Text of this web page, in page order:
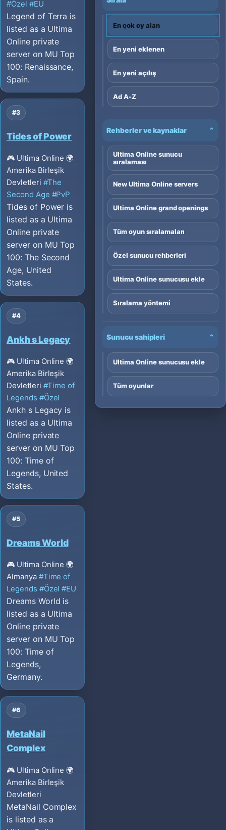
#Özel #EU
Legend of Terra is
listed as a Ultima
Online private
server on MU Top
100: Renaissance,
Spain.
#3
Tides of Power
🎮 Ultima Online 🌍
Amerika Birleşik
Devletleri #The
Second Age #PvP
Tides of Power is
listed as a Ultima
Online private
server on MU Top
100: The Second
Age, United
States.
#4
Ankh s Legacy
🎮 Ultima Online 🌍
Amerika Birleşik
Devletleri #Time of
Legends #Özel
Ankh s Legacy is
listed as a Ultima
Online private
server on MU Top
100: Time of
Legends, United
States.
#5
Dreams World
🎮 Ultima Online 🌍
Almanya #Time of
Legends #Özel #EU
Dreams World is
listed as a Ultima
Online private
server on MU Top
100: Time of
Legends,
Germany.
#6
MetaNail
Complex
🎮 Ultima Online 🌍
Amerika Birleşik
Devletleri
MetaNail Complex
is listed as a
En çok oy alan
En yeni eklenen
En yeni açılış
Ad A-Z
Rehberler ve kaynaklar ⌄
Ultima Online sunucu
sıralaması
New Ultima Online servers
Ultima Online grand openings
Tüm oyun sıralamaları
Özel sunucu rehberleri
Ultima Online sunucusu ekle
Sıralama yöntemi
Sunucu sahipleri ⌄
Ultima Online sunucusu ekle
Tüm oyunlar